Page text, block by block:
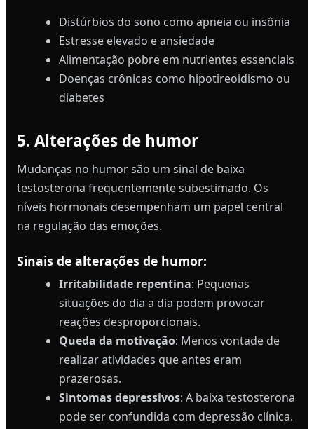
Distúrbios do sono como apneia ou insônia
Estresse elevado e ansiedade
Alimentação pobre em nutrientes essenciais
Doenças crônicas como hipotireoidismo ou
diabetes
5. Alterações de humor
Mudanças no humor são um sinal de baixa
testosterona frequentemente subestimado. Os
níveis hormonais desempenham um papel central
na regulação das emoções.
Sinais de alterações de humor:
Irritabilidade repentina: Pequenas
situações do dia a dia podem provocar
reações desproporcionais.
Queda da motivação: Menos vontade de
realizar atividades que antes eram
prazerosas.
Sintomas depressivos: A baixa testosterona
pode ser confundida com depressão clínica.